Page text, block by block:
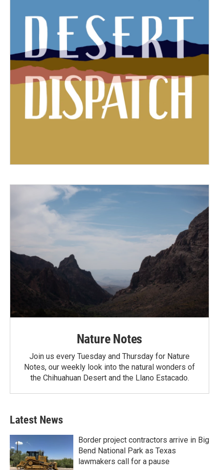
Nature Notes
Join us every Tuesday and Thursday for Nature
Notes, our weekly look into the natural wonders of
the Chihuahuan Desert and the Llano Estacado.
Latest News
Border project contractors arrive in Big
Bend National Park as Texas
lawmakers call for a pause